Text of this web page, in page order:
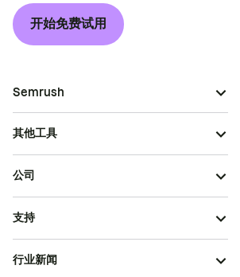
开始免费试用
Semrush
其他工具
公司
支持
行业新闻